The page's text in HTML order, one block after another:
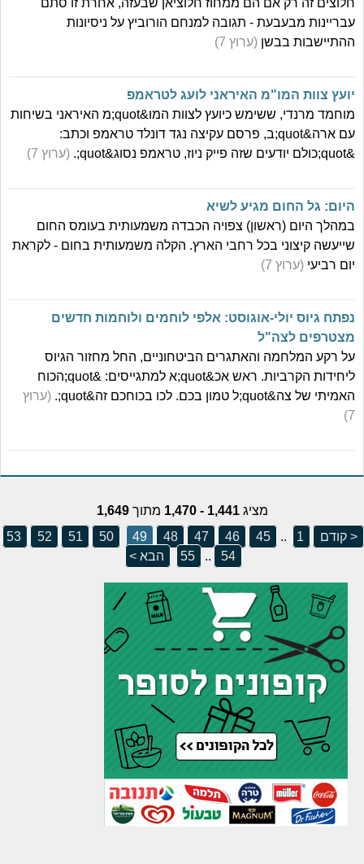
חלוצים זה רק אם הם ממחוז חלוציאן שבעזה, אחרת זו סתם
עבריינות מבעבעת - תגובה למנחם הורוביץ על ניסיונות
ההתיישבות בבשן (ערוץ 7)
יועץ צוות המו"מ האיראני לועג לטראמפ
מוחמד מרנדי, ששימש כיועץ לצוות המו&quot;מ האיראני בשיחות
עם ארה&quot;ב, פרסם עקיצה נגד דונלד טראמפ וכתב:
&quot;כולם יודעים שזה פייק ניוז, טראמפ נסוג&quot;.
(ערוץ 7)
היום: גל החום מגיע לשיא
במהלך היום (ראשון) צפויה הכבדה משמעותית בעומס החום
שייעשה קיצוני בכל רחבי הארץ. הקלה משמעותית בחום - לקראת
יום רביעי (ערוץ 7)
נפתח גיוס יולי-אוגוסט: אלפי לוחמים ולוחמות חדשים
מצטרפים לצה"ל
על רקע המלחמה והאתגרים הביטחוניים, החל מחזור הגיוס
ליחידות הקרביות. ראש אכ&quot;א למתגייסים: &quot;הכוח
האמיתי של צה&quot;ל טמון בכם. לכו בכוחכם זה&quot;.
(ערוץ
7)
מציג1,441 - 1,470 מתוך1,649
< קודם
1
..
45
46
47
48
49
50
51
52
53
54
..
55 הבא >